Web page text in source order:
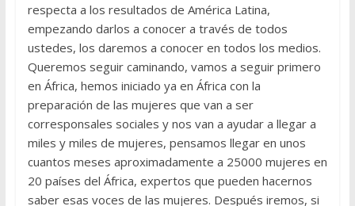
respecta a los resultados de América Latina,
empezando darlos a conocer a través de todos
ustedes, los daremos a conocer en todos los medios.
Queremos seguir caminando, vamos a seguir primero
en África, hemos iniciado ya en África con la
preparación de las mujeres que van a ser
corresponsales sociales y nos van a ayudar a llegar a
miles y miles de mujeres, pensamos llegar en unos
cuantos meses aproximadamente a 25000 mujeres en
20 países del África, expertos que pueden hacernos
saber esas voces de las mujeres. Después iremos, si